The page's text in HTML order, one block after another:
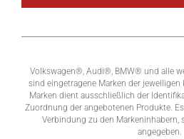
Volkswagen®, Audi®, BMW® und alle
sind eingetragene Marken der jeweiligen
Marken dient ausschließlich der
Zuordnung der angebotenen Produkte.
Verbindung zu den Markeninhabern,
angegeben.